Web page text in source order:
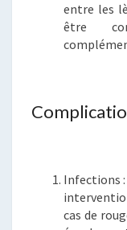
entre les
être
Infections
cas de